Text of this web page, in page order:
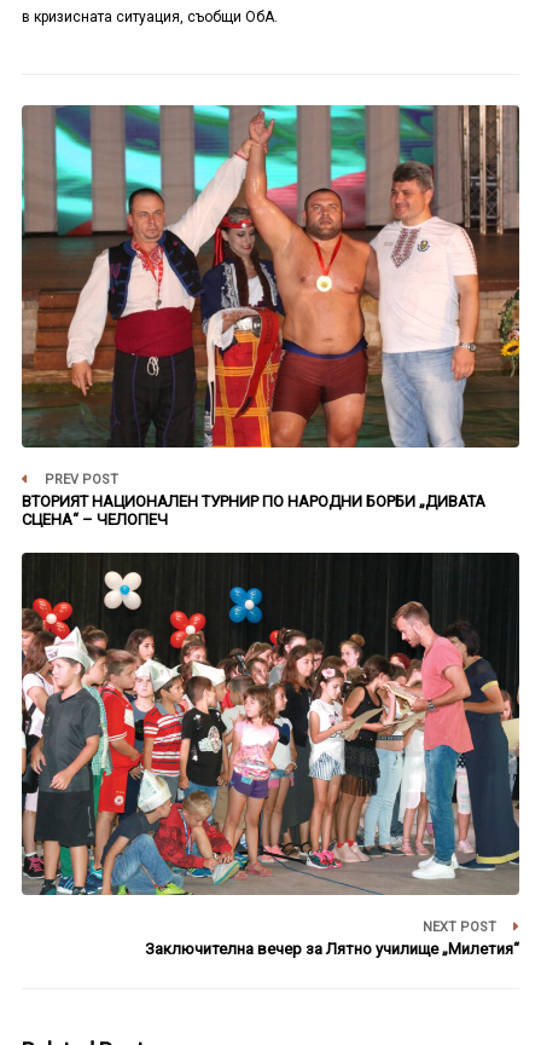
в кризисната ситуация, съобщи ОбА.
PREV POST
ВТОРИЯТ НАЦИОНАЛЕН ТУРНИР ПО НАРОДНИ БОРБИ „ДИВАТА
СЦЕНА“ – ЧЕЛОПЕЧ
NEXT POST
Заключителна вечер за Лятно училище „Милетия“